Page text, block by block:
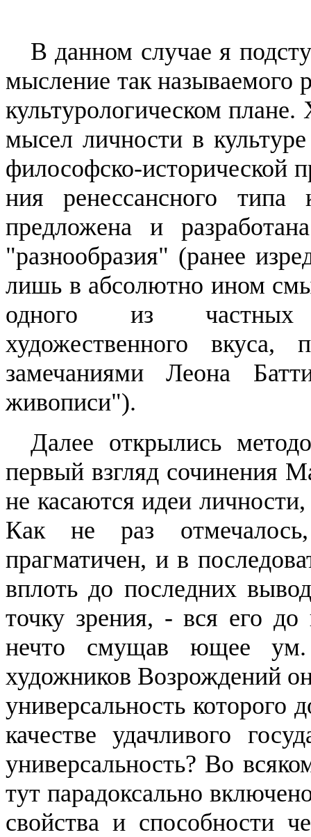
В данном случае я
мысление так называемого
культурологическом
мысел личности в
философско-исторической
ния ренессансного
предложена и
"разнообразия" (ранее
лишь в абсолютно ином
одного из частных
художественного
замечаниями Леона
живописи").
Далее открылись
первый взгляд сочинения
не касаются идеи
Как не раз
прагматичен, и в
вплоть до последних
точку зре­ния, - вся его
нечто смущав ющее ум.
художников Возрождений
универсальность
качестве удачливого
универсальность? Во
тут парадоксально
свойства и способности